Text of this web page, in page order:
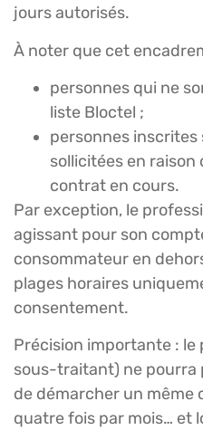
jours autorisés.
À noter que cet
personnes qui ne
liste Bloctel ;
personnes inscrites
sollicitées en raison
contrat en cours.
Par exception, le
agissant pour son
consommateur en
plages horaires
consentement.
Précision importante : le
sous-traitant) ne pourra
de démarcher un même
quatre fois par mois… et